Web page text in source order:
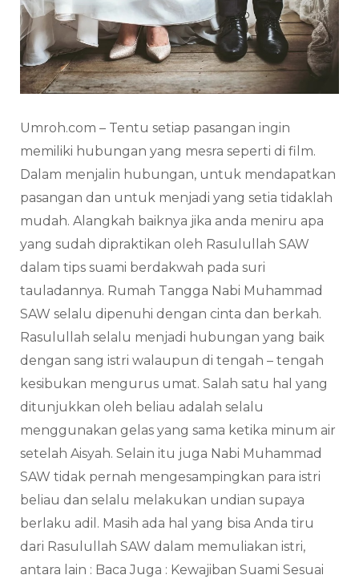
Umroh.com – Tentu setiap pasangan ingin
memiliki hubungan yang mesra seperti di film.
Dalam menjalin hubungan, untuk mendapatkan
pasangan dan untuk menjadi yang setia tidaklah
mudah. Alangkah baiknya jika anda meniru apa
yang sudah dipraktikan oleh Rasulullah SAW
dalam tips suami berdakwah pada suri
tauladannya. Rumah Tangga Nabi Muhammad
SAW selalu dipenuhi dengan cinta dan berkah.
Rasulullah selalu menjadi hubungan yang baik
dengan sang istri walaupun di tengah – tengah
kesibukan mengurus umat. Salah satu hal yang
ditunjukkan oleh beliau adalah selalu
menggunakan gelas yang sama ketika minum air
setelah Aisyah. Selain itu juga Nabi Muhammad
SAW tidak pernah mengesampingkan para istri
beliau dan selalu melakukan undian supaya
berlaku adil. Masih ada hal yang bisa Anda tiru
dari Rasulullah SAW dalam memuliakan istri,
antara lain : Baca Juga : Kewajiban Suami Sesuai